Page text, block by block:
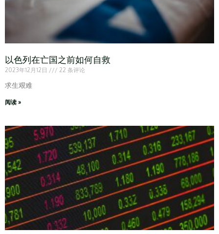
以色列在亡国之前如何自救
2023年12月12日 22 条评论
求生艰难
阅读 »